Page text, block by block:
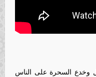
وخدع السحرة على الناس